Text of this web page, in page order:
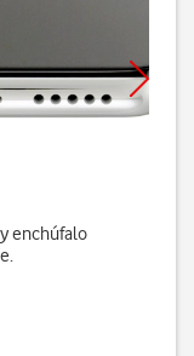
enchúfalo